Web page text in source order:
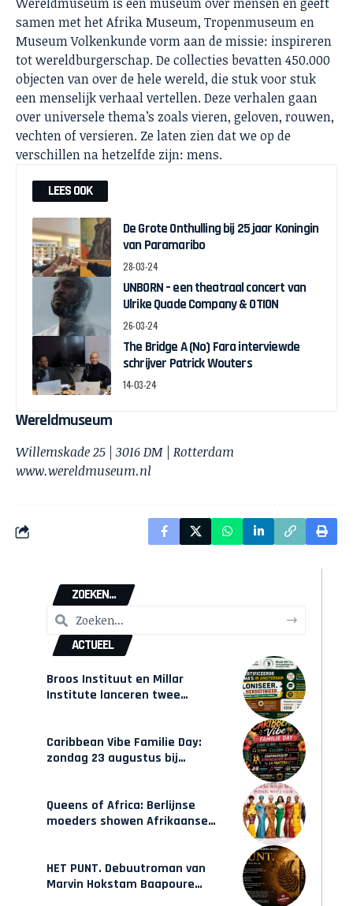
samen met het Afrika Museum, Tropenmuseum en
Museum Volkenkunde vorm aan de missie: inspireren
tot wereldburgerschap. De collecties bevatten 450.000
objecten van over de hele wereld, die stuk voor stuk
een menselijk verhaal vertellen. Deze verhalen gaan
over universele thema’s zoals vieren, geloven, rouwen,
vechten of versieren. Ze laten zien dat we op de
verschillen na hetzelfde zijn: mens.
LEES OOK
De Grote Onthulling bij 25 jaar Koningin
van Paramaribo
28-03-24
UNBORN – een theatraal concert van
Ulrike Quade Company & OTION
26-03-24
The Bridge A (No) Fara interviewde
schrijver Patrick Wouters
14-03-24
Wereldmuseum
Willemskade 25 | 3016 DM | Rotterdam
www.wereldmuseum.nl
ZOEKEN...
ACTUEEL
Broos Instituut en Millar
Institute lanceren twee
Caribbean Vibe Familie Day:
zondag 23 augustus bij
Queens of Africa: Berlijnse
moeders showen Afrikaanse
HET PUNT. Debuutroman van
Marvin Hokstam Baapoure